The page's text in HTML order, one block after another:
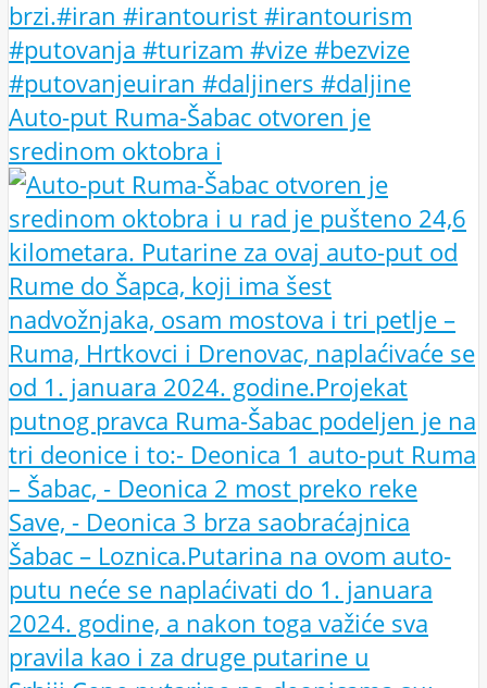
Auto-put Ruma-Šabac otvoren je
sredinom oktobra i